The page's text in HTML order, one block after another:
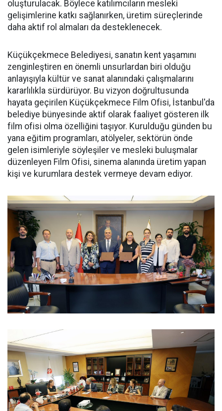
oluşturulacak. Böylece katılımcıların mesleki
gelişimlerine katkı sağlanırken, üretim süreçlerinde
daha aktif rol almaları da desteklenecek.
Küçükçekmece Belediyesi, sanatın kent yaşamını
zenginleştiren en önemli unsurlardan biri olduğu
anlayışıyla kültür ve sanat alanındaki çalışmalarını
kararlılıkla sürdürüyor. Bu vizyon doğrultusunda
hayata geçirilen Küçükçekmece Film Ofisi, İstanbul'da
belediye bünyesinde aktif olarak faaliyet gösteren ilk
film ofisi olma özelliğini taşıyor. Kurulduğu günden bu
yana eğitim programları, atölyeler, sektörün önde
gelen isimleriyle söyleşiler ve mesleki buluşmalar
düzenleyen Film Ofisi, sinema alanında üretim yapan
kişi ve kurumlara destek vermeye devam ediyor.